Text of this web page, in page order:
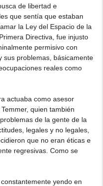
de libertad e
que sentía que estaban
la Ley del Espacio de la
Directiva, fue injusto
permisivo con
sus problemas, básicamente
reales como
actuaba como asesor
quien también
de la gente de la
legales y no legales,
que no eran éticas e
regresivas. Como se
yendo en